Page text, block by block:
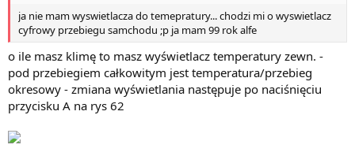
ja nie mam wyswietlacza do temepratury... chodzi mi o wyswietlacz
cyfrowy przebiegu samchodu ;p ja mam 99 rok alfe
o ile masz klimę to masz wyświetlacz temperatury zewn. -
pod przebiegiem całkowitym jest temperatura/przebieg
okresowy - zmiana wyświetlania następuje po naciśnięciu
przycisku A na rys 62